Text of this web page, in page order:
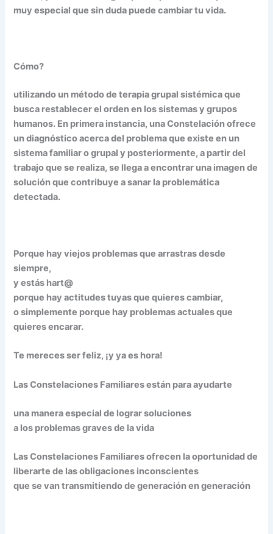
muy especial que sin duda puede cambiar tu vida.
Cómo?
utilizando un método de terapia grupal sistémica que
busca restablecer el orden en los sistemas y grupos
humanos. En primera instancia, una Constelación ofrece
un diagnóstico acerca del problema que existe en un
sistema familiar o grupal y posteriormente, a partir del
trabajo que se realiza, se llega a encontrar una imagen de
solución que contribuye a sanar la problemática
detectada.
Porque hay viejos problemas que arrastras desde
siempre,
y estás hart@
porque hay actitudes tuyas que quieres cambiar,
o simplemente porque hay problemas actuales que
quieres encarar.
Te mereces ser feliz, ¡y ya es hora!
Las Constelaciones Familiares están para ayudarte
una manera especial de lograr soluciones
a los problemas graves de la vida
Las Constelaciones Familiares ofrecen la oportunidad de
liberarte de las obligaciones inconscientes
que se van transmitiendo de generación en generación